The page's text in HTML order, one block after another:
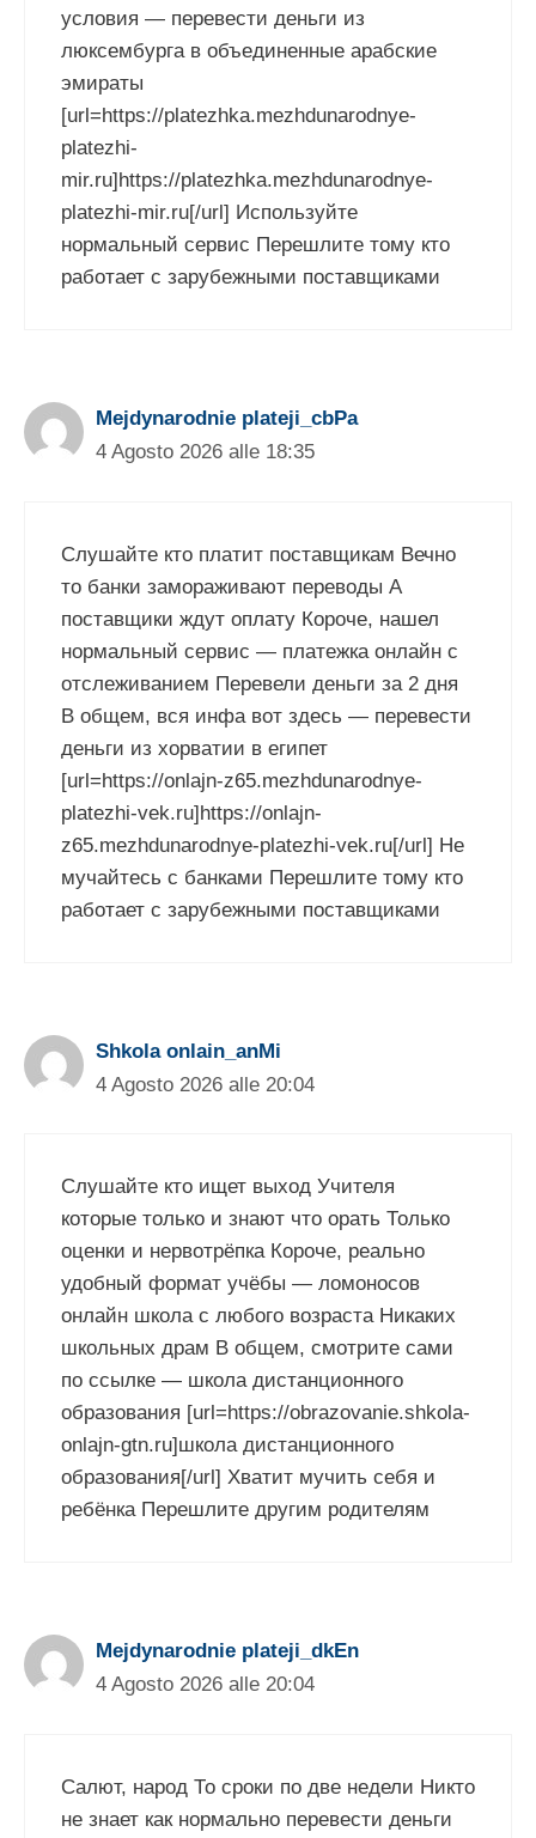
условия — перевести деньги из
люксембурга в объединенные арабские
эмираты
[url=https://platezhka.mezhdunarodnye-
platezhi-
mir.ru]https://platezhka.mezhdunarodnye-
platezhi-mir.ru[/url] Используйте
нормальный сервис Перешлите тому кто
работает с зарубежными поставщиками
Mejdynarodnie plateji_cbPa
4 Agosto 2026 alle 18:35
Слушайте кто платит поставщикам Вечно
то банки замораживают переводы А
поставщики ждут оплату Короче, нашел
нормальный сервис — платежка онлайн с
отслеживанием Перевели деньги за 2 дня
В общем, вся инфа вот здесь — перевести
деньги из хорватии в египет
[url=https://onlajn-z65.mezhdunarodnye-
platezhi-vek.ru]https://onlajn-
z65.mezhdunarodnye-platezhi-vek.ru[/url] Не
мучайтесь с банками Перешлите тому кто
работает с зарубежными поставщиками
Shkola onlain_anMi
4 Agosto 2026 alle 20:04
Слушайте кто ищет выход Учителя
которые только и знают что орать Только
оценки и нервотрёпка Короче, реально
удобный формат учёбы — ломоносов
онлайн школа с любого возраста Никаких
школьных драм В общем, смотрите сами
по ссылке — школа дистанционного
образования [url=https://obrazovanie.shkola-
onlajn-gtn.ru]школа дистанционного
образования[/url] Хватит мучить себя и
ребёнка Перешлите другим родителям
Mejdynarodnie plateji_dkEn
4 Agosto 2026 alle 20:04
Салют, народ То сроки по две недели Никто
не знает как нормально перевести деньги